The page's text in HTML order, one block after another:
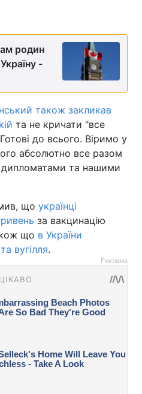
родин
-
також закликав
та не кричати "все
до всього. Віримо у
абсолютно все разом
та нашими
що українці
за вакцинацію
що в України
вугілля.
Реклама